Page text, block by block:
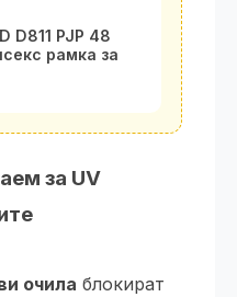
D811 PJP 48
рамка за
за UV
очила блокират